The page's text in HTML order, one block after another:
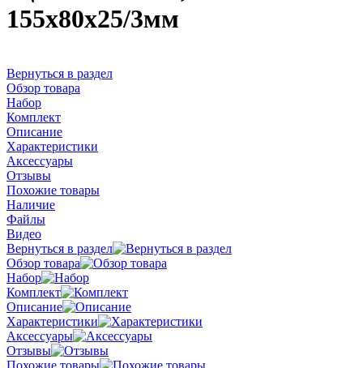
155х80х25/3мм
Вернуться в раздел
Обзор товара
Набор
Комплект
Описание
Характеристики
Аксессуары
Отзывы
Похожие товары
Наличие
Файлы
Видео
Вернуться в раздел
Обзор товара
Набор
Комплект
Описание
Характеристики
Аксессуары
Отзывы
Похожие товары